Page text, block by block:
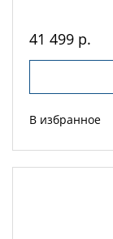
41 499 р.
В избранное